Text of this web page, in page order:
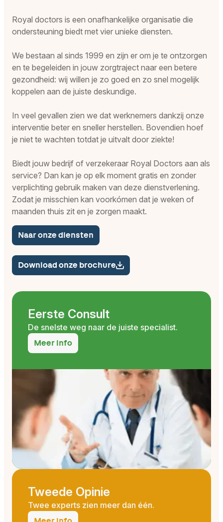
Royal doctors is een onafhankelijke organisatie die
ondersteuning biedt met vier unieke diensten.
We bestaan al sinds 1999 en zijn er om je te ontzorgen
en te begeleiden in jouw zorgtraject naar een betere
gezondheid: wij willen je zo goed en zo snel mogelijk
koppelen aan de juiste deskundige.
In veel gevallen zien we dat werknemers dankzij onze
interventie beter en sneller herstellen. Bovendien hoef
je niet te wachten totdat je uitvalt door ziekte!
Biedt jouw bedrijf of verzekeraar Royal Doctors aan als
service? Dan kan je op elk moment gratis en zonder
verplichting gebruik maken van deze dienstverlening.
Zodat je misschien kan voorkómen dat je weken of
maanden thuis zit en je zorgen maakt.
Naar onze diensten
Download onze brochure
Eerste Consult
De snelste weg naar de juiste specialist.
Meer info
Tweede Opinie
Twee experts zien meer dan één.